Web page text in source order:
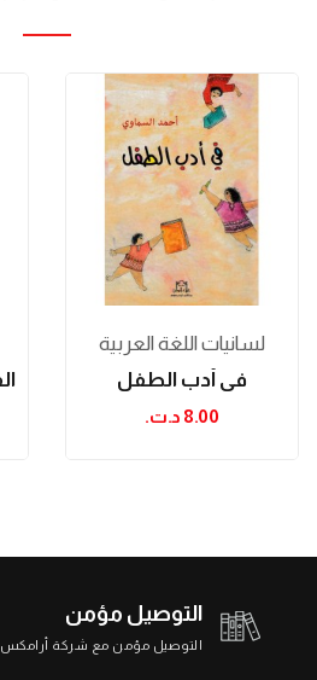
لسانيات اللغة العربية
في أدب الطفل
8.00 د.ت.‏
التوصيل مؤمن
التوصيل مؤمن مع شركة أرامكس